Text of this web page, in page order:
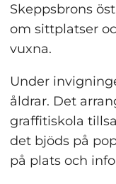
Skeppsbrons
om sittplatser
vuxna.
Under
åldrar. Det
graffitiskola
det bjöds på
på plats och